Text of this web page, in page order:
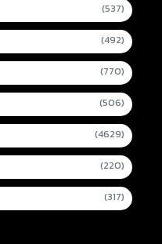
(537)
(492)
(770)
(506)
(4629)
(220)
(317)